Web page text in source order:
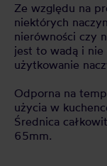
Ze względu na
niektórych
nierówności czy
jest to wadą i nie
użytkowanie
Odporna na
użycia w
Średnica
65mm.